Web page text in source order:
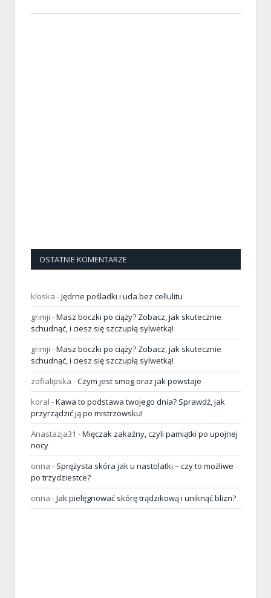
OSTATNIE KOMENTARZE
kloska -Jędrne pośladki i uda bez cellulitu
grimji -Masz boczki po ciąży? Zobacz, jak skutecznie
schudnąć, i ciesz się szczupłą sylwetką!
grimji -Masz boczki po ciąży? Zobacz, jak skutecznie
schudnąć, i ciesz się szczupłą sylwetką!
zofialipska -Czym jest smog oraz jak powstaje
koral -Kawa to podstawa twojego dnia? Sprawdź, jak
przyrządzić ją po mistrzowsku!
Anastazja31 -Mięczak zakaźny, czyli pamiątki po upojnej
nocy
onna - Sprężysta skóra jak u nastolatki – czy to możliwe
po trzydziestce?
onna -Jak pielęgnować skórę trądzikową i uniknąć blizn?